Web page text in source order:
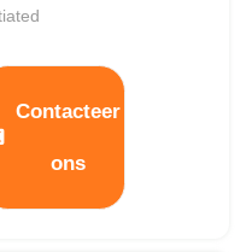
Contacteer
ons